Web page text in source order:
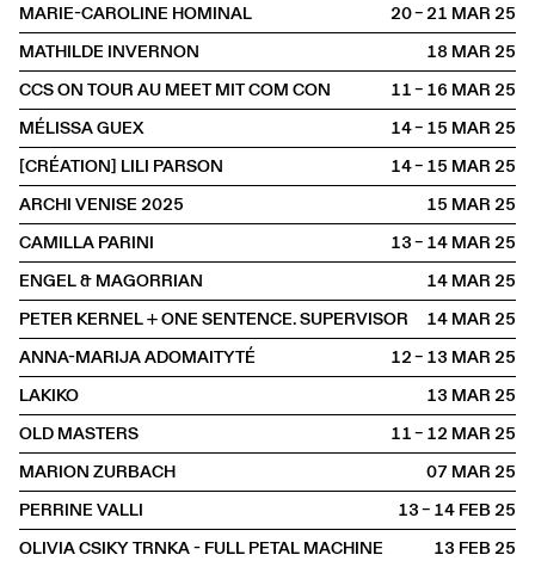
MARIE-CAROLINE HOMINAL
20 – 21 MAR2025
MATHILDE INVERNON
18 MAR2025
CCS ON TOUR AU MEET MIT COM CON
11 – 16 MAR2025
MÉLISSA GUEX
14 – 15 MAR2025
[CRÉATION] LILI PARSON
14 – 15 MAR2025
ARCHI VENISE 2025
15 MAR2025
CAMILLA PARINI
13 – 14 MAR2025
ENGEL & MAGORRIAN
14 MAR2025
PETER KERNEL + ONE SENTENCE. SUPERVISOR
14 MAR2025
ANNA-MARIJA ADOMAITYTÉ
12 – 13 MAR2025
LAKIKO
13 MAR2025
OLD MASTERS
11 – 12 MAR2025
MARION ZURBACH
07 MAR2025
PERRINE VALLI
13 – 14 FEB2025
OLIVIA CSIKY TRNKA - FULL PETAL MACHINE
13 FEB2025